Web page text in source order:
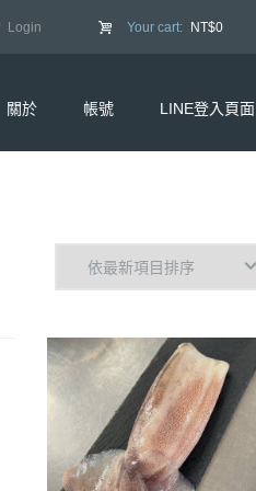
Login Your cart: NT$0
關於 帳號 LINE登入頁面